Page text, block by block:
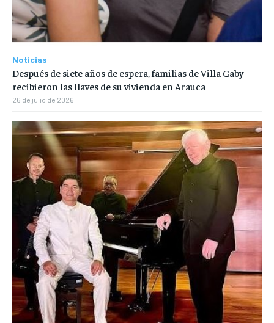
Noticias
Después de siete años de espera, familias de Villa Gaby
recibieron las llaves de su vivienda en Arauca
26 de julio de 2026